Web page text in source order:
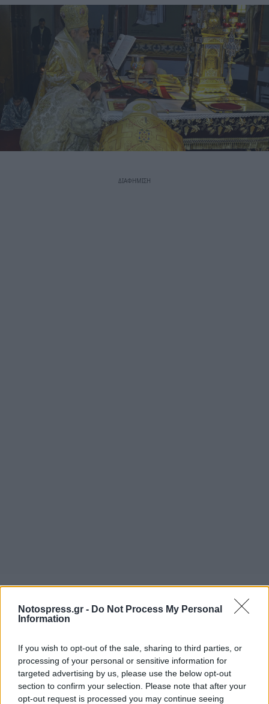
Notospress.gr - Do Not Process My Personal
Information
If you wish to opt-out of the sale, sharing to third parties, or
processing of your personal or sensitive information for
targeted advertising by us, please use the below opt-out
section to confirm your selection. Please note that after your
opt-out request is processed you may continue seeing